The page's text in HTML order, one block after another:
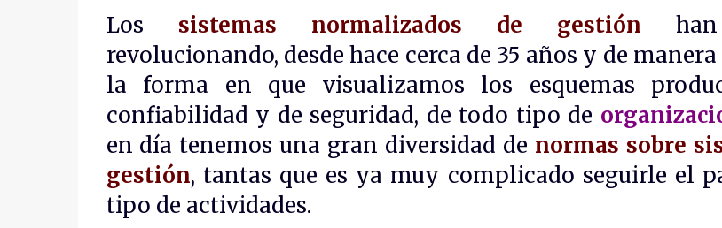
Los sistemas normalizados de gestión
revolucionando, desde hace cerca de 35 años y de
la forma en que visualizamos los esquemas
confiabilidad y de seguridad, de todo tipo de
en día tenemos una gran diversidad de normas sobre
gestión, tantas que es ya muy complicado seguirle el
tipo de actividades.